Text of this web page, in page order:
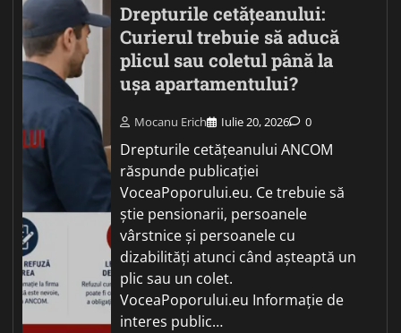
Drepturile cetățeanului:
Curierul trebuie să aducă
plicul sau coletul până la
ușa apartamentului?
Mocanu Erich Iulie 20, 2026 0
Drepturile cetățeanului ANCOM
răspunde publicației
VoceaPoporului.eu. Ce trebuie să
știe pensionarii, persoanele
vârstnice și persoanele cu
dizabilități atunci când așteaptă un
plic sau un colet.
VoceaPoporului.eu Informație de
interes public…